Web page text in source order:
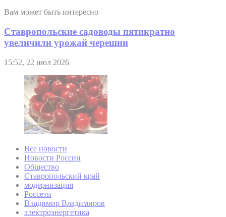
Вам может быть интересно
Ставропольские садоводы пятикратно
увеличили урожай черешни
15:52, 22 июл 2026
Все новости
Новости России
Общество
Ставропольский край
модернизация
Россети
Владимир Владимиров
электроэнергетика